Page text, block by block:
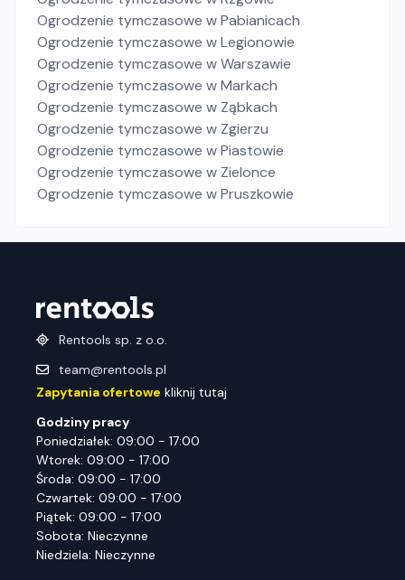
Ogrodzenie tymczasowe w Pabianicach
Ogrodzenie tymczasowe w Legionowie
Ogrodzenie tymczasowe w Warszawie
Ogrodzenie tymczasowe w Markach
Ogrodzenie tymczasowe w Ząbkach
Ogrodzenie tymczasowe w Zgierzu
Ogrodzenie tymczasowe w Piastowie
Ogrodzenie tymczasowe w Zielonce
Ogrodzenie tymczasowe w Pruszkowie
Rentools sp. z o.o.
team@rentools.pl
Zapytania ofertowe kliknij tutaj
Godziny pracy
Poniedziałek: 09:00 - 17:00
Wtorek: 09:00 - 17:00
Środa: 09:00 - 17:00
Czwartek: 09:00 - 17:00
Piątek: 09:00 - 17:00
Sobota: Nieczynne
Niedziela: Nieczynne